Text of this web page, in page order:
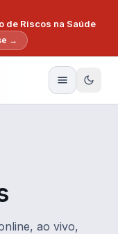
de Riscos na Saúde
→
ao vivo,